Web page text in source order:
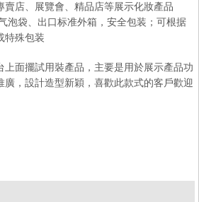
賣店、展覽會、精品店等展示化妝產品
泡袋、出口标准外箱，安全包装；可根据
特殊包装
上面擺試用裝產品，主要是用於展示產品功
廣，設計造型新穎，喜歡此款式的客戶歡迎